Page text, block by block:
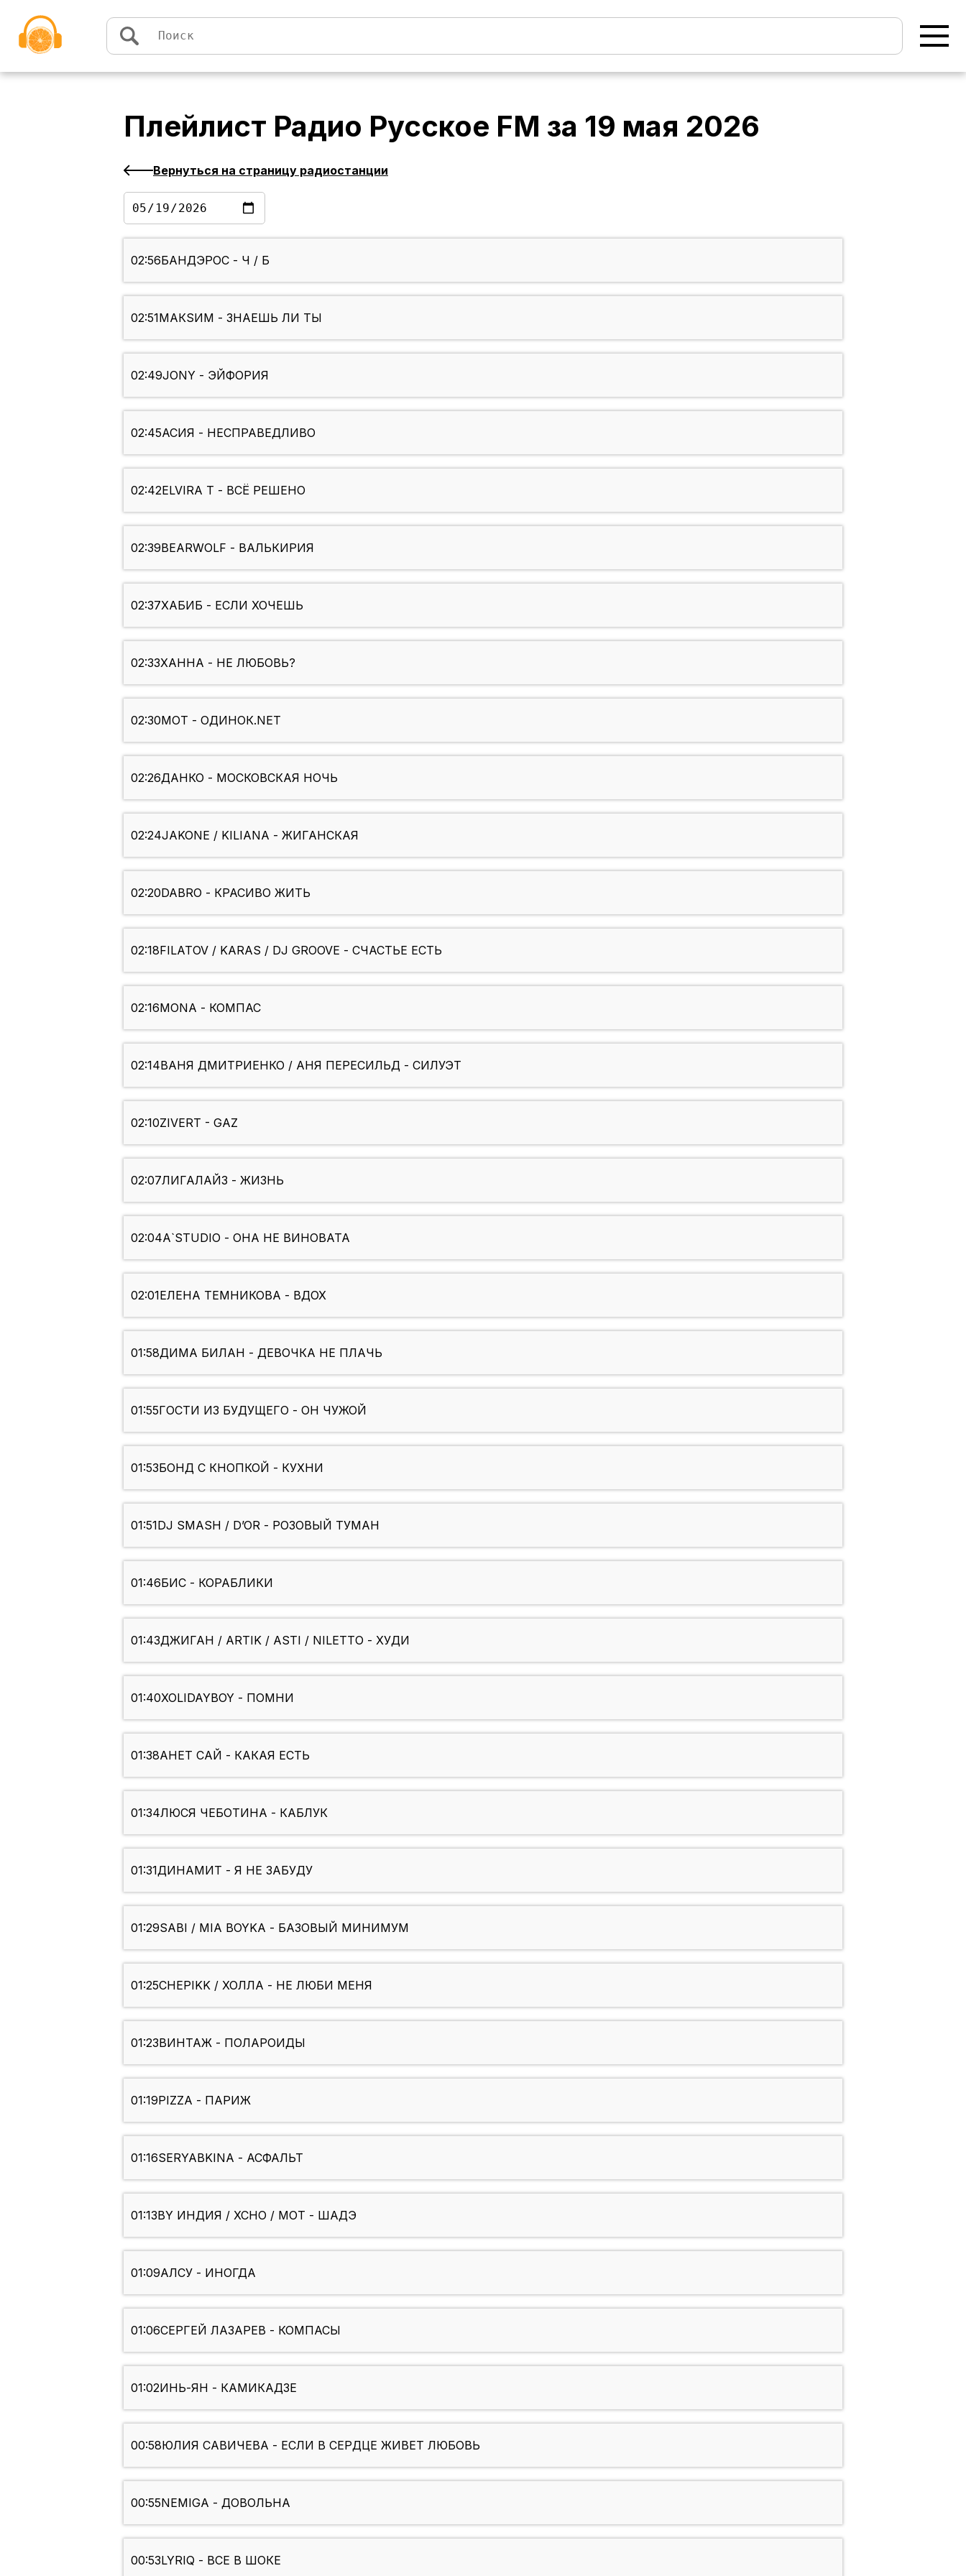
Плейлист Радио Русское FM за 19 мая 2026
Вернуться на страницу радиостанции
02:56БАНДЭРОС - Ч / Б
02:51МАКSИМ - ЗНАЕШЬ ЛИ ТЫ
02:49JONY - ЭЙФОРИЯ
02:45АСИЯ - НЕСПРАВЕДЛИВО
02:42ELVIRA T - ВСЁ РЕШЕНО
02:39BEARWOLF - ВАЛЬКИРИЯ
02:37ХАБИБ - ЕСЛИ ХОЧЕШЬ
02:33ХАННА - НЕ ЛЮБОВЬ?
02:30МОТ - ОДИНОК.NET
02:26ДАНКО - МОСКОВСКАЯ НОЧЬ
02:24JAKONE / KILIANA - ЖИГАНСКАЯ
02:20DABRO - КРАСИВО ЖИТЬ
02:18FILATOV / KARAS / DJ GROOVE - СЧАСТЬЕ ЕСТЬ
02:16MONA - КОМПАС
02:14ВАНЯ ДМИТРИЕНКО / АНЯ ПЕРЕСИЛЬД - СИЛУЭТ
02:10ZIVERT - GAZ
02:07ЛИГАЛАЙЗ - ЖИЗНЬ
02:04A`STUDIO - ОНА НЕ ВИНОВАТА
02:01ЕЛЕНА ТЕМНИКОВА - ВДОХ
01:58ДИМА БИЛАН - ДЕВОЧКА НЕ ПЛАЧЬ
01:55ГОСТИ ИЗ БУДУЩЕГО - ОН ЧУЖОЙ
01:53БОНД С КНОПКОЙ - КУХНИ
01:51DJ SMASH / D’OR - РОЗОВЫЙ ТУМАН
01:46БИС - КОРАБЛИКИ
01:43ДЖИГАН / ARTIK / ASTI / NILETTO - ХУДИ
01:40XOLIDAYBOY - ПОМНИ
01:38АНЕТ САЙ - КАКАЯ ЕСТЬ
01:34ЛЮСЯ ЧЕБОТИНА - КАБЛУК
01:31ДИНАМИТ - Я НЕ ЗАБУДУ
01:29SABI / MIA BOYKA - БАЗОВЫЙ МИНИМУМ
01:25CHEPIKK / ХОЛЛА - НЕ ЛЮБИ МЕНЯ
01:23ВИНТАЖ - ПОЛАРОИДЫ
01:19PIZZA - ПАРИЖ
01:16SERYABKINA - АСФАЛЬТ
01:13BY ИНДИЯ / XCHO / МОТ - ШАДЭ
01:09АЛСУ - ИНОГДА
01:06СЕРГЕЙ ЛАЗАРЕВ - КОМПАСЫ
01:02ИНЬ-ЯН - КАМИКАДЗЕ
00:58ЮЛИЯ САВИЧЕВА - ЕСЛИ В СЕРДЦЕ ЖИВЕТ ЛЮБОВЬ
00:55NEMIGA - ДОВОЛЬНА
00:53LYRIQ - ВСЕ В ШОКЕ